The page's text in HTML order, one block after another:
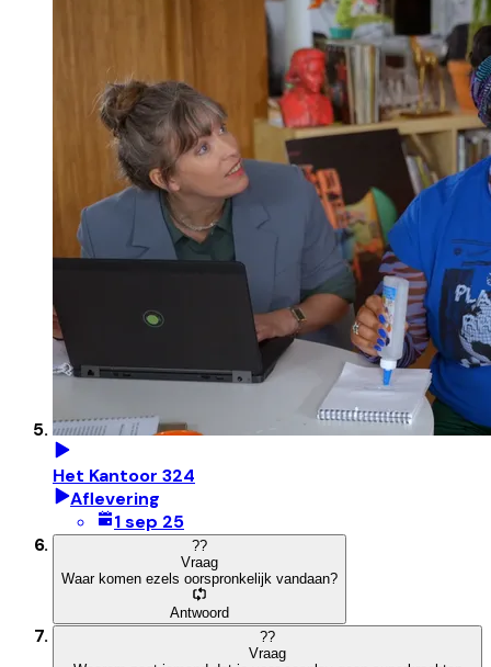
Het Kantoor 324
Aflevering
1 sep 25
??
Vraag
Waar komen ezels oorspronkelijk vandaan?
Antwoord
??
Vraag